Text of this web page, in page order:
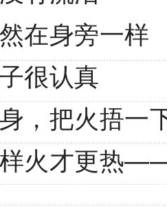
在身旁一样
很认真
，把火捂一
火才更热